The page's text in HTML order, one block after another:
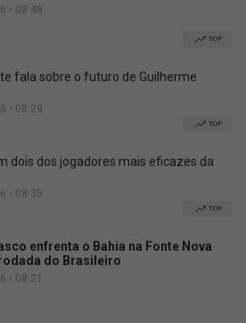
• 08:48
TOP
fala sobre o futuro de Guilherme
• 08:29
TOP
dois dos jogadores mais eficazes da
• 08:35
TOP
enfrenta o Bahia na Fonte Nova
do Brasileiro
• 08:21